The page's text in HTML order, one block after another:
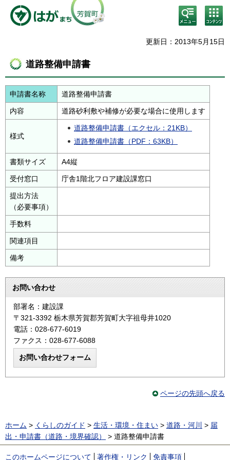
検
索・
メニ
コン
テン
ニュ
更新日：2013年5月15日
道路整備申請書
申請書名称 道路整備申請書
内容 道路砂利敷や補修が必要な場合に使用します
様式
道路整備申請書（エクセル：21KB）
道路整備申請書（PDF：63KB）
書類サイズ A4縦
受付窓口 庁舎1階北フロア建設課窓口
提出方法
（必要事項）
手数料
関連項目
備考
お問い合わせ
部署名：建設課
〒321-3392 栃木県芳賀郡芳賀町大字祖母井1020
電話：028-677-6019
ファクス：028-677-6088
ページの先頭へ戻る
ホーム > くらしのガイド > 生活・環境・住まい > 道路・河川 > 届
出・申請書（道路・境界確認）
> 道路整備申請書
このホームページについて 著作権・リンク 免責事項